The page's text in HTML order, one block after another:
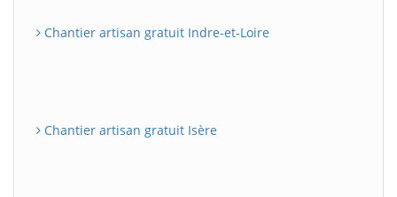
Chantier artisan gratuit Indre-et-Loire
Chantier artisan gratuit Isère